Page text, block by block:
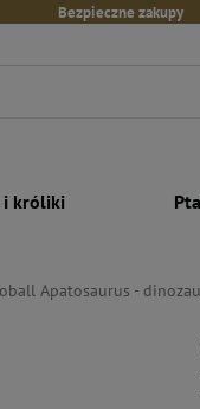
Bezpieczne zakupy
i króliki
Apatosaurus -